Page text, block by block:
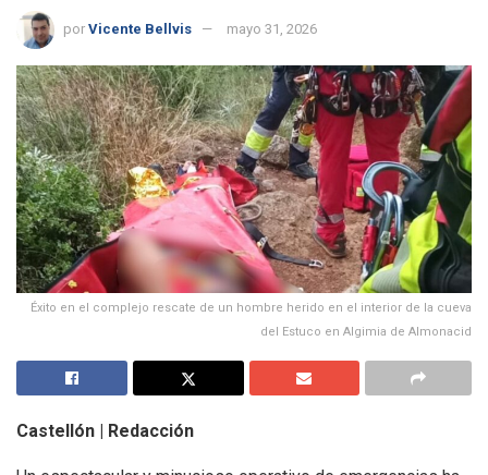
por Vicente Bellvis mayo 31, 2026
Éxito en el complejo rescate de un hombre herido en el interior de la cueva
del Estuco en Algimia de Almonacid
Castellón | Redacción